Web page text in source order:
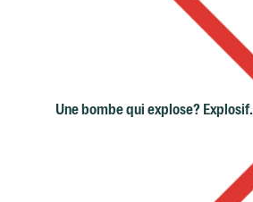
Une bombe qui explose? Explosif.